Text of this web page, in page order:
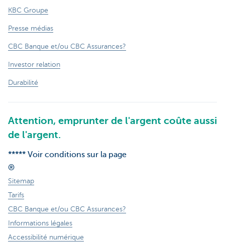
KBC Groupe
Presse médias
CBC Banque et/ou CBC Assurances?
Investor relation
Durabilité
Attention, emprunter de l'argent coûte aussi
de l'argent.
***** Voir conditions sur la page
®
Sitemap
Tarifs
CBC Banque et/ou CBC Assurances?
Informations légales
Accessibilité numérique